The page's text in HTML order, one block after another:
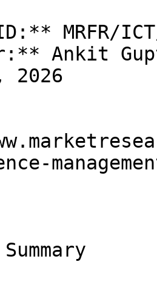
MRFR/
Ankit
2026